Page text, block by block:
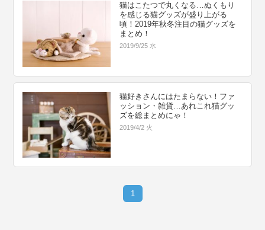
猫はこたつで丸くなる…ぬくもり
を感じる猫グッズが盛り上がる
頃！2019年秋冬注目の猫グッズを
まとめ！
2019/9/25 水
猫好きさんにはたまらない！ファ
ッション・雑貨…あれこれ猫グッ
ズを総まとめにゃ！
2019/4/2 火
1